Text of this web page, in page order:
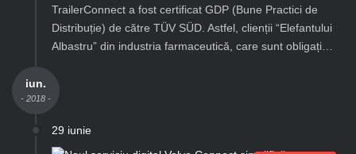
TrailerConnect a fost certificat GDP (Bune Practici de
Distribuție) de către TÜV SÜD. Astfel, clienții “Elefantului
Albastru” din industria farmaceutică, care sunt obligați…
iun.
- 2018 -
29 iunie